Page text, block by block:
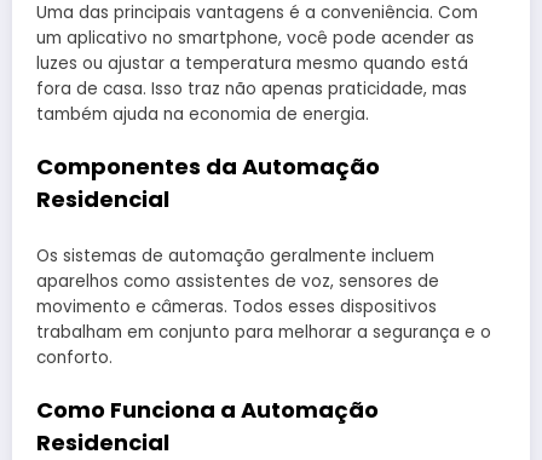
Uma das principais vantagens é a conveniência. Com
um aplicativo no smartphone, você pode acender as
luzes ou ajustar a temperatura mesmo quando está
fora de casa. Isso traz não apenas praticidade, mas
também ajuda na economia de energia.
Componentes da Automação
Residencial
Os sistemas de automação geralmente incluem
aparelhos como assistentes de voz, sensores de
movimento e câmeras. Todos esses dispositivos
trabalham em conjunto para melhorar a segurança e o
conforto.
Como Funciona a Automação
Residencial